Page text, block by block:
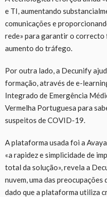
e TI, aumentando
comunicações e
rede» para garantir o correcto
aumento do tráfego.
Por outra lado, a Decunify
formação, através de e-
Integrado de Emergência
Vermelha Portuguesa para
suspeitos de COVID-19.
A plataforma usada foi a
«a rapidez e simplicidade de
total da solução», revela a
nuvem, uma das
dado que a plataforma utiliza